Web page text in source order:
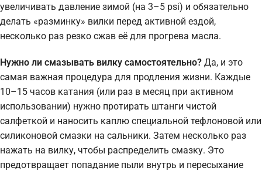
увеличивать давление зимой (на 3–5 psi) и обязательно
делать «разминку» вилки перед активной ездой,
несколько раз резко сжав её для прогрева масла.
Нужно ли смазывать вилку самостоятельно? Да, и это
самая важная процедура для продления жизни. Каждые
10–15 часов катания (или раз в месяц при активном
использовании) нужно протирать штанги чистой
салфеткой и наносить каплю специальной тефлоновой или
силиконовой смазки на сальники. Затем несколько раз
нажать на вилку, чтобы распределить смазку. Это
предотвращает попадание пыли внутрь и пересыхание